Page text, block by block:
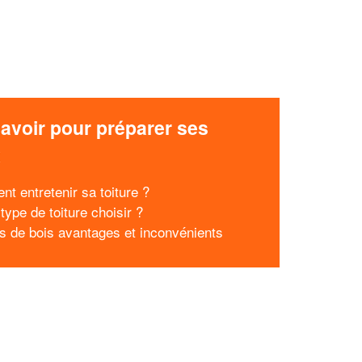
pour préparer ses
entretenir sa toiture ?
de toiture choisir ?
de bois avantages et inconvénients